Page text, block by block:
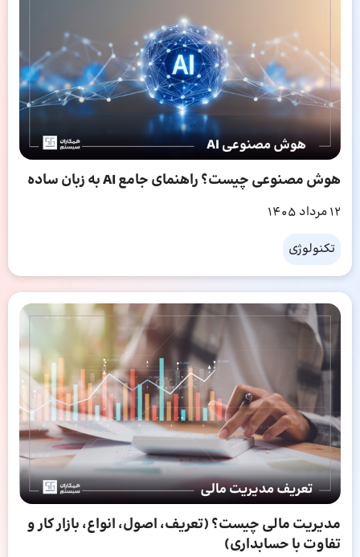
هوش مصنوعی چیست؟ راهنمای جامع AI به زبان ساده
12 مرداد 1405
تکنولوژی
مدیریت مالی چیست؟ (تعریف، اصول، انواع، بازار کار و
تفاوت با حسابداری)